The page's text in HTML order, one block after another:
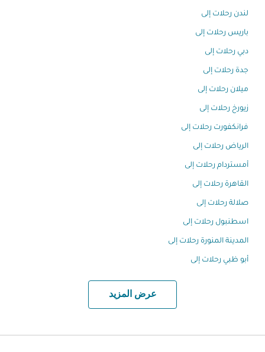
لندن رحلات إلى
باريس رحلات إلى
دبي رحلات إلى
جدة رحلات إلى
ميلان رحلات إلى
زيورخ رحلات إلى
فرانكفورت رحلات إلى
الرياض رحلات إلى
أمستردام رحلات إلى
القاهرة رحلات إلى
صلالة رحلات إلى
اسطنبول رحلات إلى
المدينة المنورة رحلات إلى
أبو ظبي رحلات إلى
عرض المزيد